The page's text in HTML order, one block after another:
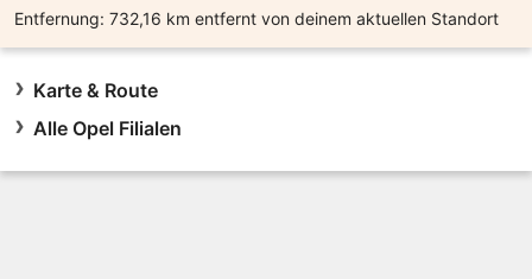
Entfernung: 732,16 km entfernt von deinem aktuellen Standort
Karte & Route
Alle Opel Filialen